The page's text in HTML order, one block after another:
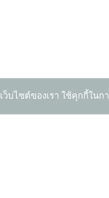
เว็บไซต์ของเรา ใช้คุกกี้ใน